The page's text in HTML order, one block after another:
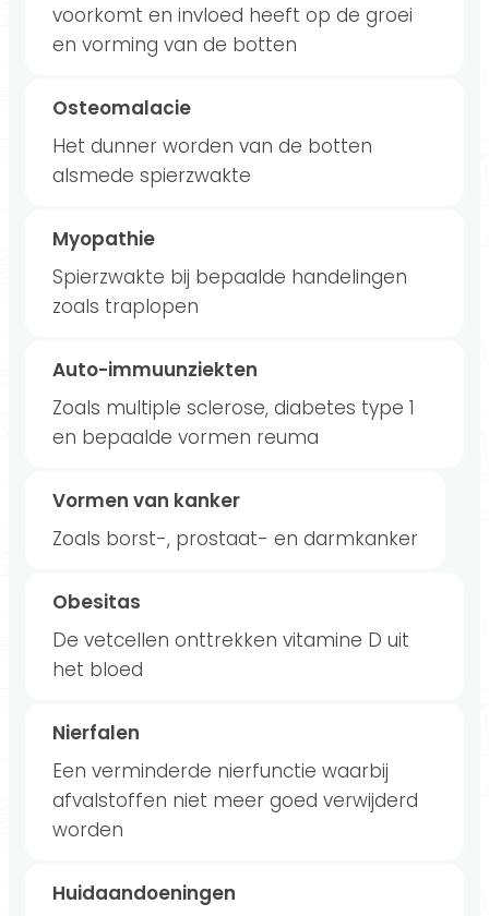
voorkomt en invloed heeft op de groei
en vorming van de botten
Osteomalacie
Het dunner worden van de botten
alsmede spierzwakte
Myopathie
Spierzwakte bij bepaalde handelingen
zoals traplopen
Auto-immuunziekten
Zoals multiple sclerose, diabetes type 1
en bepaalde vormen reuma
Vormen van kanker
Zoals borst-, prostaat- en darmkanker
Obesitas
De vetcellen onttrekken vitamine D uit
het bloed
Nierfalen
Een verminderde nierfunctie waarbij
afvalstoffen niet meer goed verwijderd
worden
Huidaandoeningen